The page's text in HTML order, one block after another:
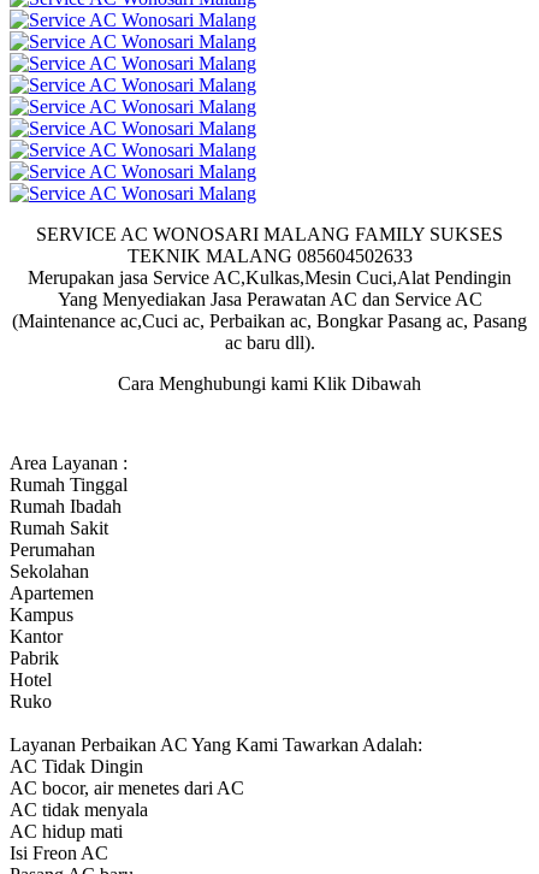
SERVICE AC WONOSARI MALANG FAMILY SUKSES
TEKNIK MALANG 085604502633
Merupakan jasa Service AC,Kulkas,Mesin Cuci,Alat Pendingin
Yang Menyediakan Jasa Perawatan AC dan Service AC
(Maintenance ac,Cuci ac, Perbaikan ac, Bongkar Pasang ac, Pasang
ac baru dll).
Cara Menghubungi kami Klik Dibawah
Area Layanan :
Rumah Tinggal
Rumah Ibadah
Rumah Sakit
Perumahan
Sekolahan
Apartemen
Kampus
Kantor
Pabrik
Hotel
Ruko
Layanan Perbaikan AC Yang Kami Tawarkan Adalah:
AC Tidak Dingin
AC bocor, air menetes dari AC
AC tidak menyala
AC hidup mati
Isi Freon AC